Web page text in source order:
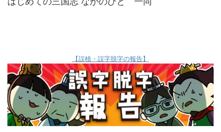
【誤植・誤字脱字の報告】